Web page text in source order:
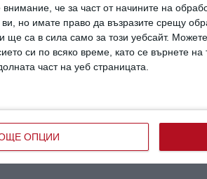
че за част от начините на
ви, но имате право да възразите срещу
ще са в сила само за този уебсайт.
си по всяко време, като се върнете на
част на уеб страницата.
ОПЦИИ